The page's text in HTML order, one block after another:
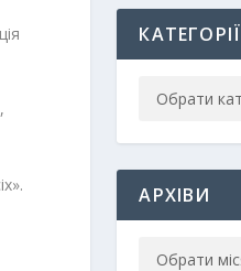
КАТЕГОРІЇ
АРХІВИ